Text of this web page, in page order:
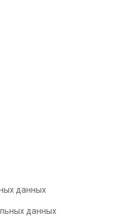
данных
данных